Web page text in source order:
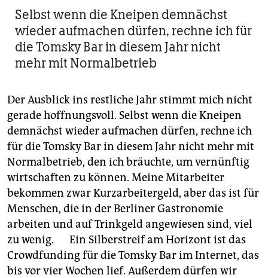
Selbst wenn die Kneipen demnächst
wieder aufmachen dürfen, rechne ich für
die Tomsky Bar in diesem Jahr nicht
mehr mit Normalbetrieb
Der Ausblick ins restliche Jahr stimmt mich nicht
gerade hoffnungsvoll. Selbst wenn die Kneipen
demnächst wieder aufmachen dürfen, rechne ich
für die Tomsky Bar in diesem Jahr nicht mehr mit
Normalbetrieb, den ich bräuchte, um vernünftig
wirtschaften zu können. Meine Mitarbeiter
bekommen zwar Kurzarbeitergeld, aber das ist für
Menschen, die in der Berliner Gastronomie
arbeiten und auf Trinkgeld angewiesen sind, viel
zu wenig. Ein Silberstreif am Horizont ist das
Crowdfunding für die Tomsky Bar im Internet, das
bis vor vier Wochen lief. Außerdem dürfen wir